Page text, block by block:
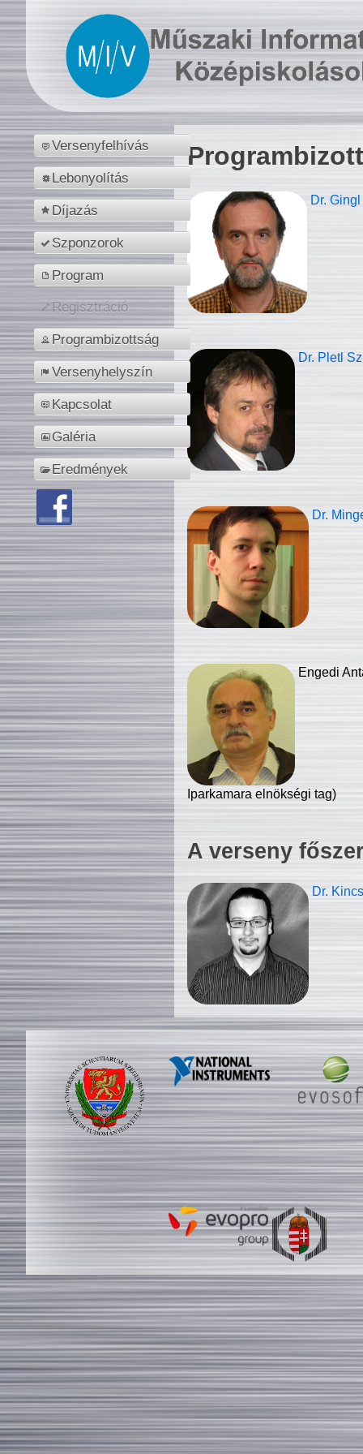
Versenyfelhívás
Lebonyolítás
Díjazás
Szponzorok
Program
Regisztráció
Programbizottság
Versenyhelyszín
Kapcsolat
Galéria
Eredmények
Dr.
Dr. Pletl
Dr.
Engedi
Iparkamara elnökségi tag)
A verseny
Dr.